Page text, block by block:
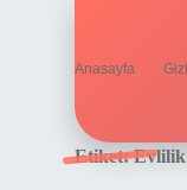
Anasayfa
Etiket:Evlilik